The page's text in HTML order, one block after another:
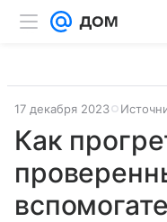
17 декабря 2023
Как